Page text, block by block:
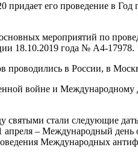
его проведение в
мероприятий по
18.10.2019 года № А4-17978.
в России, в
войне и
стали следующие
– Международный день
Международных